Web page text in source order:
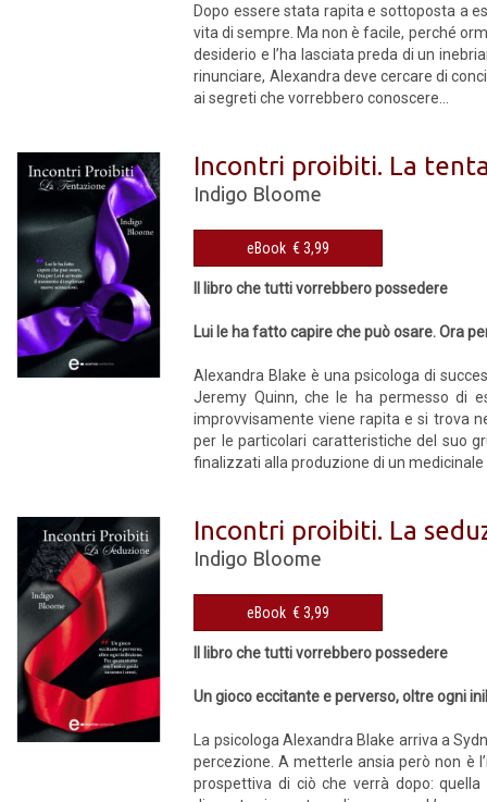
Dopo essere stata rapita e sottoposta a
vita di sempre. Ma non è facile, perché
desiderio e l’ha lasciata preda di un
rinunciare, Alexandra deve cercare di
ai segreti che vorrebbero conoscere...
Incontri proibiti. La
Indigo Bloome
eBook € 3,99
Il libro che tutti vorrebbero possedere
Lui le ha fatto capire che può osare. Ora
Alexandra Blake è una psicologa di
Jeremy Quinn, che le ha permesso di
improvvisamente viene rapita e si trova
per le particolari caratteristiche del suo
finalizzati alla produzione di un
Incontri proibiti. La
Indigo Bloome
eBook € 3,99
Il libro che tutti vorrebbero possedere
Un gioco eccitante e perverso, oltre ogni
La psicologa Alexandra Blake arriva a
percezione. A metterle ansia però non è
prospettiva di ciò che verrà dopo: